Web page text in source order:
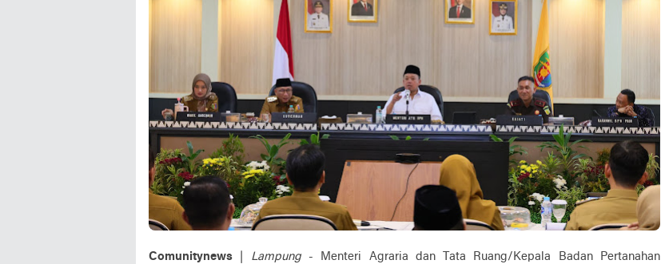
Comunitynews Lampung- Menteri Agraria dan Tata Ruang/Kepala Badan Pertanahan